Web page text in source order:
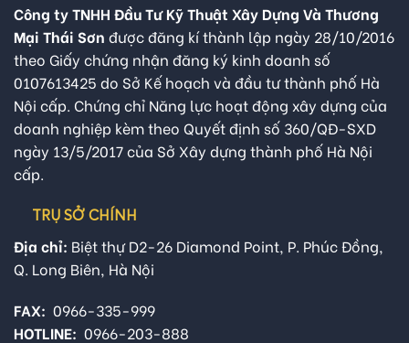
Công ty TNHH Đầu Tư Kỹ Thuật Xây Dựng Và Thương
Mại Thái Sơn được đăng kí thành lập ngày 28/10/2016
theo Giấy chứng nhận đăng ký kinh doanh số
0107613425 do Sở Kế hoạch và đầu tư thành phố Hà
Nội cấp. Chứng chỉ Năng lực hoạt động xây dựng của
doanh nghiệp kèm theo Quyết định số 360/QĐ-SXD
ngày 13/5/2017 của Sở Xây dựng thành phố Hà Nội
cấp.
TRỤ SỞ CHÍNH
Địa chỉ: Biệt thự D2-26 Diamond Point, P. Phúc Đồng,
Q. Long Biên, Hà Nội
FAX: 0966-335-999
HOTLINE: 0966-203-888